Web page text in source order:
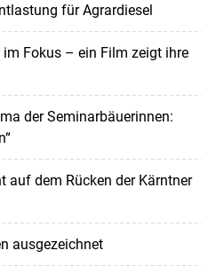
für Agrardiesel
Fokus – ein Film zeigt ihre
der Seminarbäuerinnen:
auf dem Rücken der Kärntner
ausgezeichnet